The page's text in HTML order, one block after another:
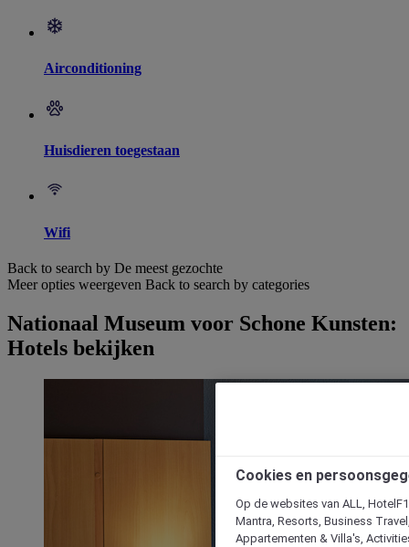
Airconditioning
Huisdieren toegestaan
Wifi
Back to search by De meest gezochte
Meer opties weergeven Back to search by categories
Nationaal Museum voor Schone Kunsten:
Hotels bekijken
Cookies en
Op de websites van ALL,
Mantra, Resorts, Business
Appartementen & Villa's,